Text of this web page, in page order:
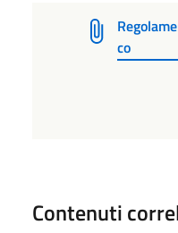
co
Contenuti